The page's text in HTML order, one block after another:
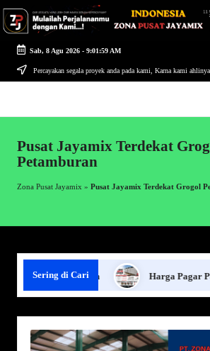
Skip
content
Sab, 8 Agu 2026- 9:01:59 AM
Percayakan segala proyek anda pada kami, Karna kami
-
Ahlinya
Konstruksi
Pusat Jayamix Terdekat
Petamburan
Zona Pusat Jayamix » Pusat Jayamix Terdekat Grogol
Sering di Cari
Panel Beton Harga Pagar Panel